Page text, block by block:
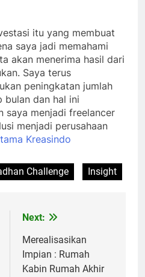
itu yang membuat
saya jadi memahami
akan menerima hasil dari
Saya terus
peningkatan jumlah
bulan dan hal ini
saya menjadi freelancer
menjadi perusahaan
Kreasindo
Challenge Insight
Next:
Merealisasikan
Impian : Rumah
Kabin Rumah Akhir